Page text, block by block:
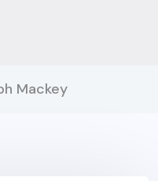
Mackey